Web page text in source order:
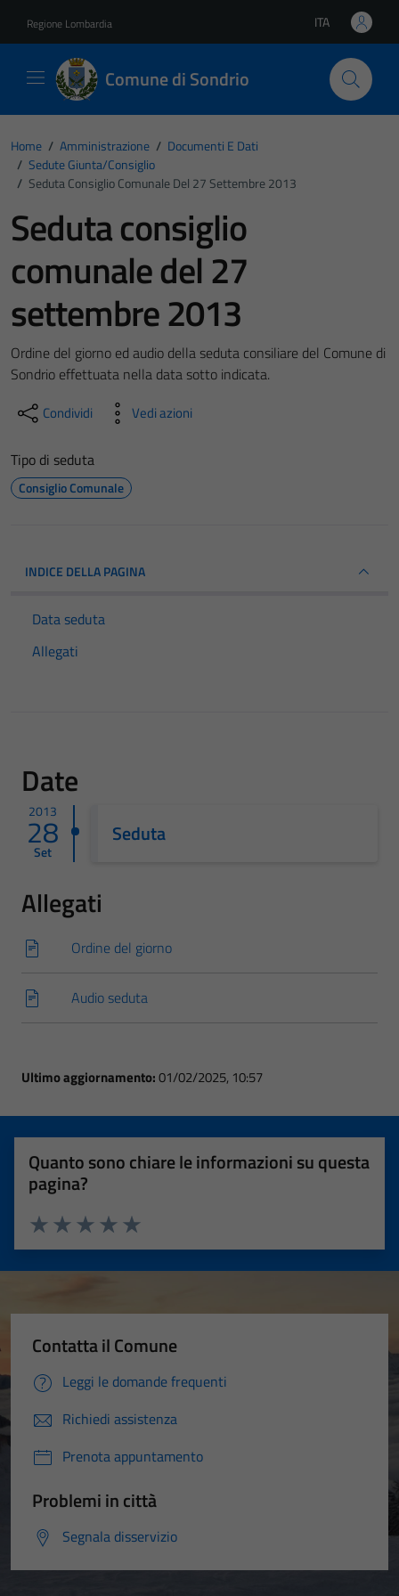
Regione Lombardia Lingua attiva:
ITA
Comune di Sondrio
Home / Amministrazione / Documenti E Dati
/ Sedute Giunta/consiglio
/ Seduta Consiglio Comunale Del 27 Settembre 2013
Seduta consiglio
comunale del 27
settembre 2013
Ordine del giorno ed audio della seduta consiliare del Comune di
Sondrio effettuata nella data sotto indicata.
Condividi Vedi azioni
Tipo di seduta
Consiglio Comunale
INDICE DELLA PAGINA
Data seduta
Allegati
Date
2013
28
Set
Seduta
Allegati
Ordine del giorno
Audio seduta
Ultimo aggiornamento:01/02/2025, 10:57
Quanto sono chiare le informazioni su questa
pagina?
Valuta 5 stelle su 5
Valuta 4 stelle su 5
Valuta 3 stelle su 5
Valuta 2 stelle su 5
Valuta 1 stelle su 5
Contatta il Comune
Leggi le domande frequenti
Richiedi assistenza
Prenota appuntamento
Problemi in città
Segnala disservizio